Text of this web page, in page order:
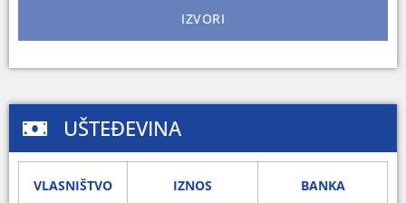
IZVORI
UŠTEĐEVINA
VLASNIŠTVO IZNOS BANKA